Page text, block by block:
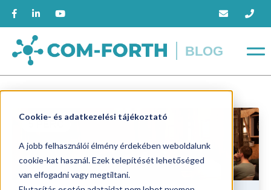
Cookie- és adatkezelési tájékoztató
A jobb felhasználói élmény érdekében weboldalunk
cookie-kat használ. Ezek telepítését lehetőséged
van elfogadni vagy megtiltani.
BLOG